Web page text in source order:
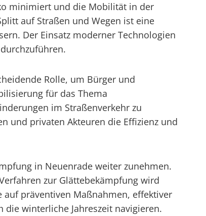
minimiert und die Mobilität in der
auf Straßen und Wegen ist eine
Der Einsatz moderner Technologien
Rolle, um Bürger und
für das Thema
im Straßenverkehr zu
und privaten Akteuren die Effizienz und
in Neuenrade weiter zunehmen.
zur Glättebekämpfung wird
präventiven Maßnahmen, effektiver
winterliche Jahreszeit navigieren.